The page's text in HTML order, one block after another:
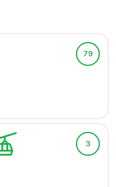
79
3